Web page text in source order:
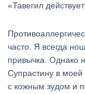
«Тавегил
часто. Я всегда
привычка. Однако
Супрастину в моей
с кожным зудом и